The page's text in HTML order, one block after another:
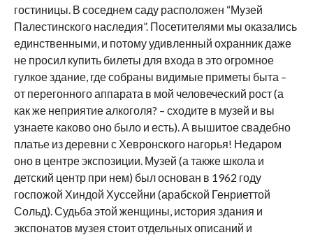
гостиницы. В соседнем саду расположен “Музей
Палестинского наследия”. Посетителями мы оказались
единственными, и потому удивленный охранник даже
не просил купить билеты для входа в это огромное
гулкое здание, где собраны видимые приметы быта –
от перегонного аппарата в мой человеческий рост (а
как же неприятие алкоголя? – сходите в музей и вы
узнаете каково оно было и есть). А вышитое свадебно
платье из деревни с Хевронского нагорья! Недаром
оно в центре экспозиции. Музей (а также школа и
детский центр при нем) был основан в 1962 году
госпожой Хиндой Хуссейни (арабской Генриеттой
Сольд). Судьба этой женщины, история здания и
экспонатов музея стоит отдельных описаний и